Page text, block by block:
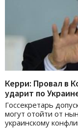
Керри: Провал в
ударит по
Госсекретарь
могут отойти от
украинскому